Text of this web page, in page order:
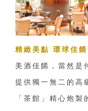
精緻美點 環球佳
美酒佳餚，當然是
提供獨一無二的高
「茶館」精心炮